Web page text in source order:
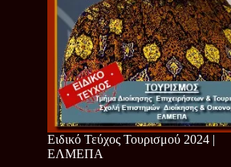
Ειδικό Τεύχος Τουρισμού 2024 |
ΕΛΜΕΠΑ